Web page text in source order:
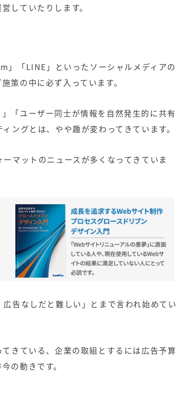
していたりします。
」「LINE 」といった ソーシャルメディアの
策の中に必ず入っています。
「ユーザー同士が情報を自然発生的に共有
ィングとは、やや趣が変わってきています。
マットのニュースが多くなってきていま
告なしだと難しい」とまで言われ始めてい
きている、企業の取組とするには広告予算
の動きです。